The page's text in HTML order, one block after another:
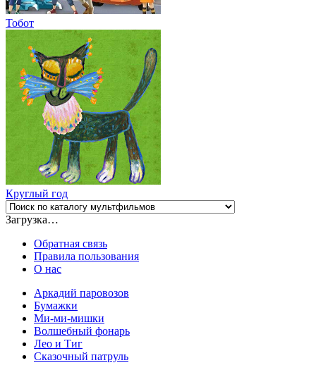
Тобот
Круглый год
Загрузка…
Обратная связь
Правила пользования
О нас
Аркадий паровозов
Бумажки
Ми-ми-мишки
Волшебный фонарь
Лео и Тиг
Сказочный патруль